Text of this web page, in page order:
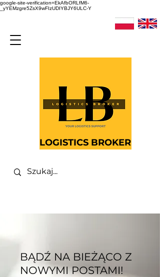
google-site-verification=EkAfbORLfM6-
_yYEMzgre5ZsX9wFIzUDIYBJY6ULC-Y
LOGISTICS BROKER
BĄDŹ NA BIEŻĄCO Z
NOWYMI POSTAMI!